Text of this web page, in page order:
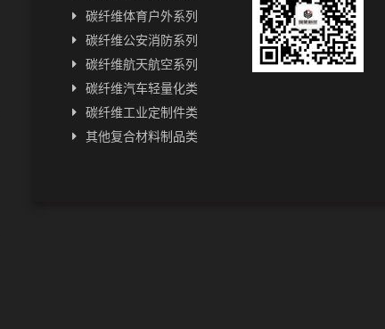
碳纤维体育户外系列
碳纤维公安消防系列
碳纤维航天航空系列
碳纤维汽车轻量化类
碳纤维工业定制件类
其他复合材料制品类